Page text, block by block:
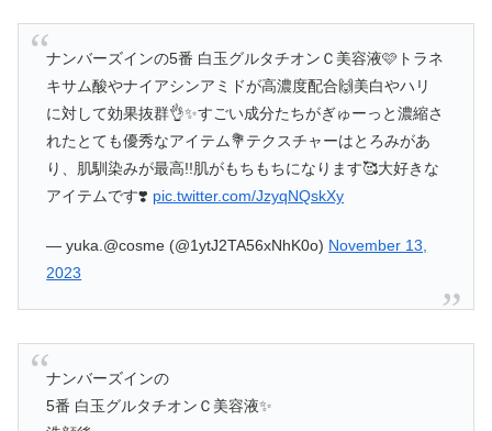
ナンバーズインの5番 白玉グルタチオンＣ美容液🩷トラネ
キサム酸やナイアシンアミドが高濃度配合🙌美白やハリ
に対して効果抜群👌✨すごい成分たちがぎゅーっと濃縮さ
れたとても優秀なアイテム💐テクスチャーはとろみがあ
り、肌馴染みが最高!!肌がもちもちになります🥰大好きな
アイテムです❣️ pic.twitter.com/JzyqNQskXy
— yuka.@cosme (@1ytJ2TA56xNhK0o) November 13,
2023
ナンバーズインの
5番 白玉グルタチオンＣ美容液✨